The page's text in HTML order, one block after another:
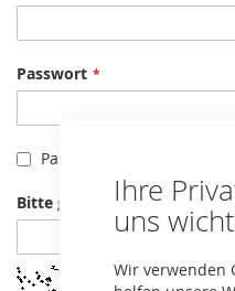
Ihre
uns
Wir verwenden
Passwort
Passwort anzeigen
Bitte geben Sie die